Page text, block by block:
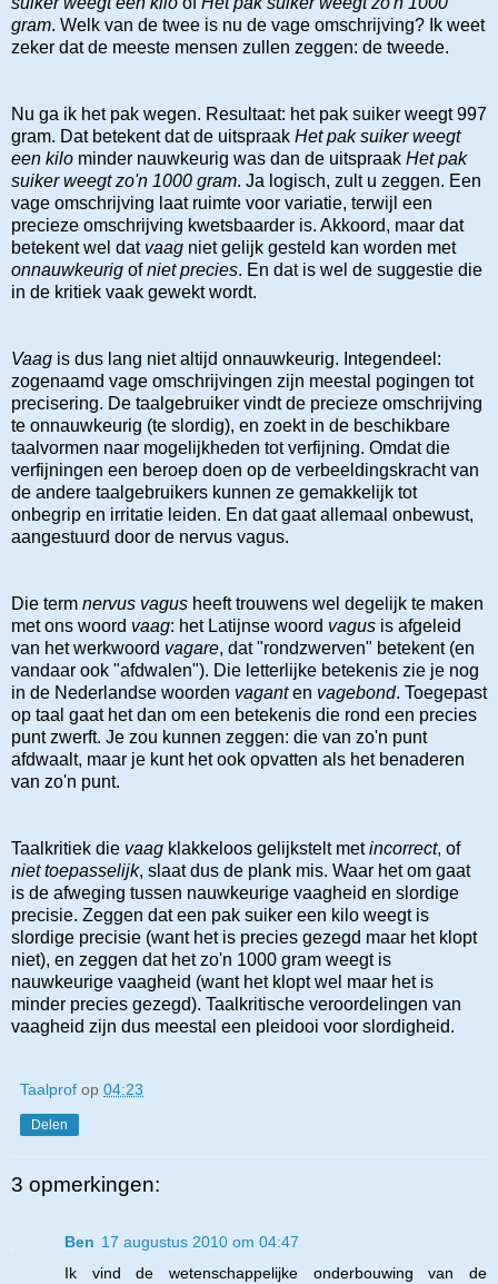
gram. Welk van de twee is nu de vage omschrijving? Ik weet
zeker dat de meeste mensen zullen zeggen: de tweede.
Nu ga ik het pak wegen. Resultaat: het pak suiker weegt 997
gram. Dat betekent dat de uitspraak Het pak suiker weegt
een kilo minder nauwkeurig was dan de uitspraak Het pak
suiker weegt zo'n 1000 gram. Ja logisch, zult u zeggen. Een
vage omschrijving laat ruimte voor variatie, terwijl een
precieze omschrijving kwetsbaarder is. Akkoord, maar dat
betekent wel dat vaag niet gelijk gesteld kan worden met
onnauwkeurig ofniet precies. En dat is wel de suggestie die
in de kritiek vaak gewekt wordt.
Vaag is dus lang niet altijd onnauwkeurig. Integendeel:
zogenaamd vage omschrijvingen zijn meestal pogingen tot
precisering. De taalgebruiker vindt de precieze omschrijving
te onnauwkeurig (te slordig), en zoekt in de beschikbare
taalvormen naar mogelijkheden tot verfijning. Omdat die
verfijningen een beroep doen op de verbeeldingskracht van
de andere taalgebruikers kunnen ze gemakkelijk tot
onbegrip en irritatie leiden. En dat gaat allemaal onbewust,
aangestuurd door de nervus vagus.
Die term nervus vagus heeft trouwens wel degelijk te maken
met ons woord vaag: het Latijnse woord vagus is afgeleid
van het werkwoord vagare, dat "rondzwerven" betekent (en
vandaar ook "afdwalen"). Die letterlijke betekenis zie je nog
in de Nederlandse woorden vaganten vagebond. Toegepast
op taal gaat het dan om een betekenis die rond een precies
punt zwerft. Je zou kunnen zeggen: die van zo'n punt
afdwaalt, maar je kunt het ook opvatten als het benaderen
van zo'n punt.
Taalkritiek die vaag klakkeloos gelijkstelt metincorrect, of
niet toepasselijk, slaat dus de plank mis. Waar het om gaat
is de afweging tussen nauwkeurige vaagheid en slordige
precisie. Zeggen dat een pak suiker een kilo weegt is
slordige precisie (want het is precies gezegd maar het klopt
niet), en zeggen dat het zo'n 1000 gram weegt is
nauwkeurige vaagheid (want het klopt wel maar het is
minder precies gezegd). Taalkritische veroordelingen van
vaagheid zijn dus meestal een pleidooi voor slordigheid.
Taalprof op 04:23
Delen
3 opmerkingen:
Ben 17 augustus 2010 om 04:47
Ik vind de wetenschappelijke onderbouwing van de